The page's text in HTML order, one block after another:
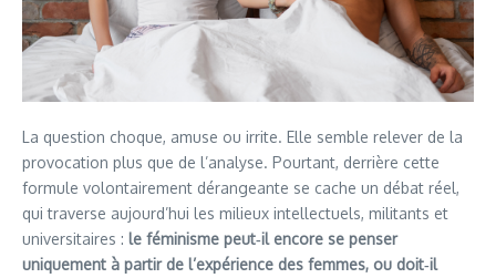
La question choque, amuse ou irrite. Elle semble relever de la
provocation plus que de l’analyse. Pourtant, derrière cette
formule volontairement dérangeante se cache un débat réel,
qui traverse aujourd’hui les milieux intellectuels, militants et
universitaires : le féminisme peut‑il encore se penser
uniquement à partir de l’expérience des femmes, ou doit‑il